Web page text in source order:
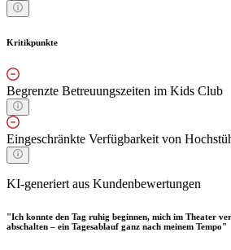
Kritikpunkte
Begrenzte Betreuungszeiten im Kids Club
Eingeschränkte Verfügbarkeit von
KI-generiert aus Kundenbewertungen
"Ich konnte den Tag ruhig beginnen, mich im Theater
abschalten – ein Tagesablauf ganz nach meinem Tempo"